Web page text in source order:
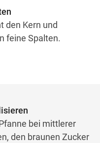
den Kern und
feine Spalten.
bei mittlerer
den braunen Zucker